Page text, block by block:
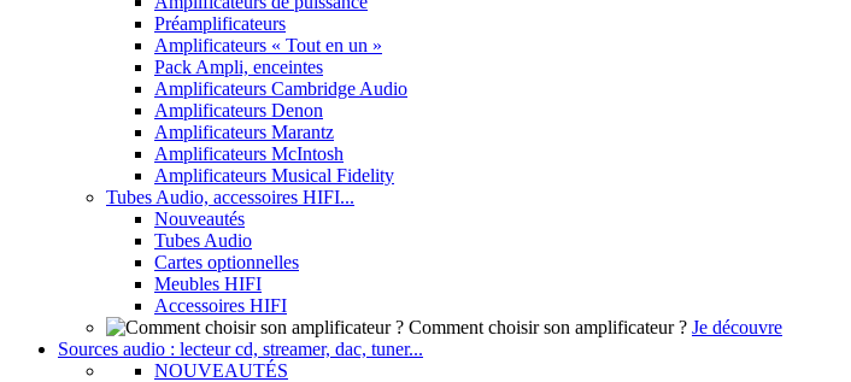
Préamplificateurs
Amplificateurs « Tout en un »
Pack Ampli, enceintes
Amplificateurs Cambridge Audio
Amplificateurs Denon
Amplificateurs Marantz
Amplificateurs McIntosh
Amplificateurs Musical Fidelity
Tubes Audio, accessoires HIFI...
Nouveautés
Tubes Audio
Cartes optionnelles
Meubles HIFI
Accessoires HIFI
Comment choisir son amplificateur ? Je découvre
Sources audio : lecteur cd, streamer, dac, tuner...
NOUVEAUTÉS